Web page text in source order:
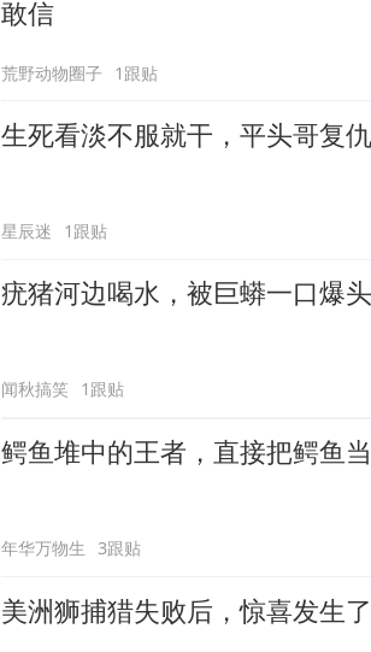
敢信
荒野动物圈子 1跟贴
生死看淡不服就干，平头哥复
星辰迷 1跟贴
疣猪河边喝水，被巨蟒一口爆
闻秋搞笑 1跟贴
鳄鱼堆中的王者，直接把鳄鱼
年华万物生 3跟贴
美洲狮捕猎失败后，惊喜发生了